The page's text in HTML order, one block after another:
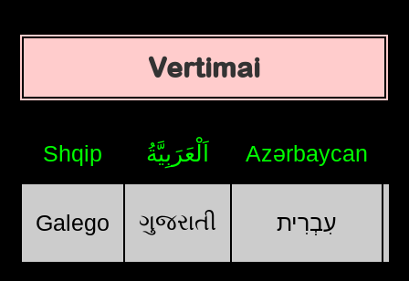
Vertimai
Shqip اَلْعَرَبِيَّةُ Azərbaycan
Galego ગુજરાતી עִבְרִית